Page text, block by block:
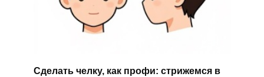
Сделать челку, как профи: стрижемся в